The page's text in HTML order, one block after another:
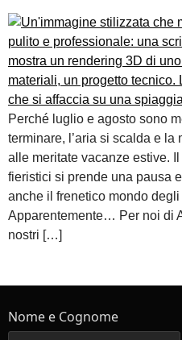
Perché luglio e agosto sono
terminare, l’aria si scalda e
alle meritate vacanze estive.
fieristici si prende una pausa
anche il frenetico mondo
Apparentemente… Per noi di
nostri […]
Nome e Cognome